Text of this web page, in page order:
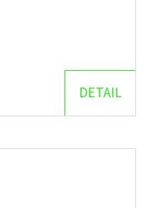
DETAIL